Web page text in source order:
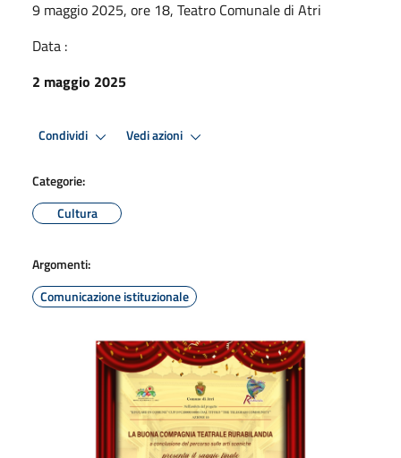
9 maggio 2025, ore 18, Teatro Comunale di Atri
Data :
2 maggio 2025
Condividi Vedi azioni
Categorie:
Cultura
Argomenti:
Comunicazione istituzionale